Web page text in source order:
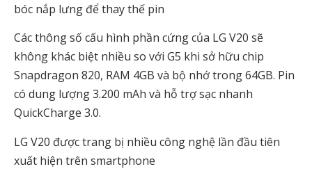
bóc nắp lưng để thay thế pin
Các thông số cấu hình phần cứng của LG V20 sẽ
không khác biệt nhiều so với G5 khi sở hữu chip
Snapdragon 820, RAM 4GB và bộ nhớ trong 64GB. Pin
có dung lượng 3.200 mAh và hỗ trợ sạc nhanh
QuickCharge 3.0.
LG V20 được trang bị nhiều công nghệ lần đầu tiên
xuất hiện trên smartphone